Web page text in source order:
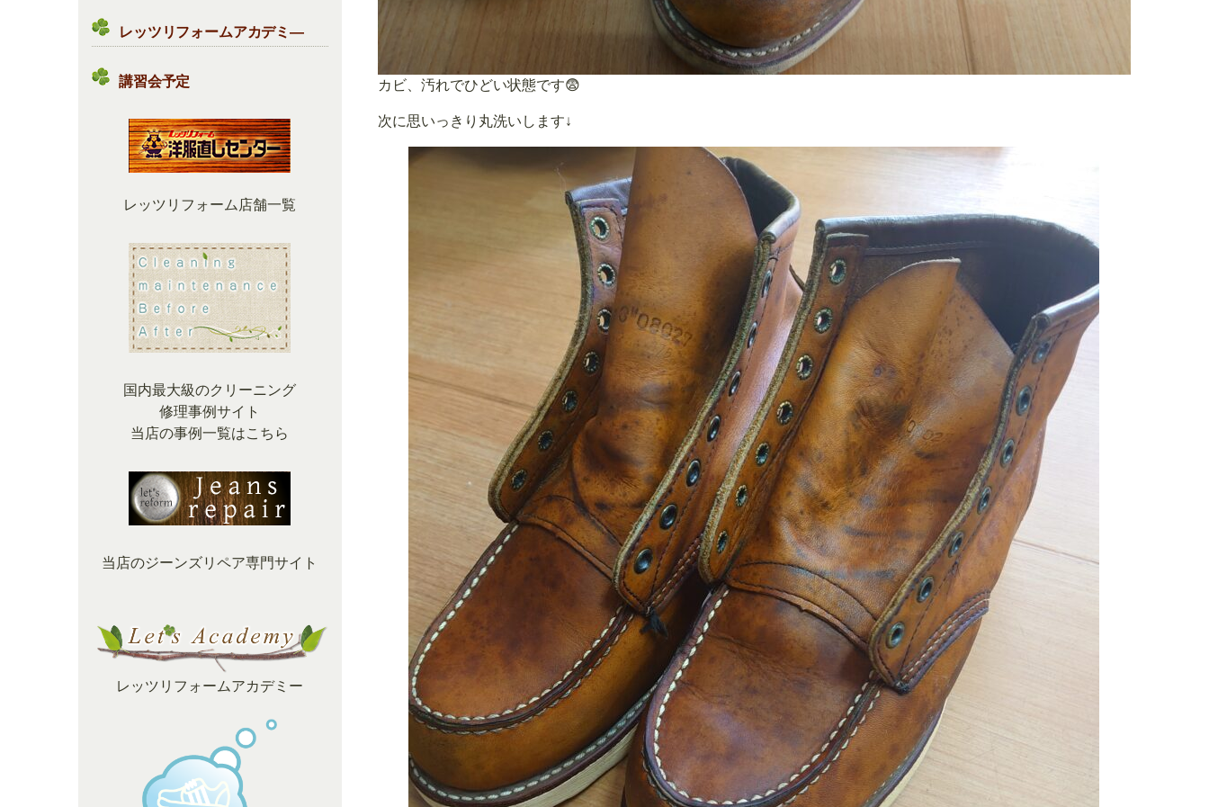
レッツリフォームアカデミ―
講習会予定
レッツリフォーム店舗一覧
国内最大級のクリーニング
修理事例サイト
当店の事例一覧はこちら
当店のジーンズリペア専門サイト
レッツリフォームアカデミー
カビ、汚れでひどい状態です😨
次に思いっきり丸洗いします↓